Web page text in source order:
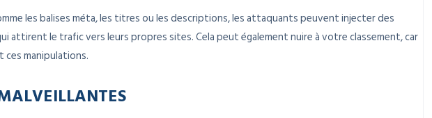
les balises méta, les titres ou les descriptions, les attaquants peuvent injecter des
attirent le trafic vers leurs propres sites. Cela peut également nuire à votre classement, car
manipulations.